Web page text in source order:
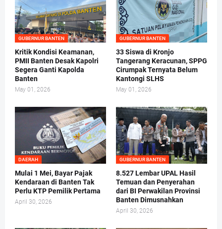
GUBERNUR BANTEN
Kritik Kondisi Keamanan,
PMII Banten Desak Kapolri
Segera Ganti Kapolda
Banten
May 01, 2026
GUBERNUR BANTEN
33 Siswa di Kronjo
Tangerang Keracunan, SPPG
Cirumpak Ternyata Belum
Kantongi SLHS
May 01, 2026
DAERAH
Mulai 1 Mei, Bayar Pajak
Kendaraan di Banten Tak
Perlu KTP Pemilik Pertama
April 30, 2026
GUBERNUR BANTEN
8.527 Lembar UPAL Hasil
Temuan dan Penyerahan
dari BI Perwakilan Provinsi
Banten Dimusnahkan
April 30, 2026